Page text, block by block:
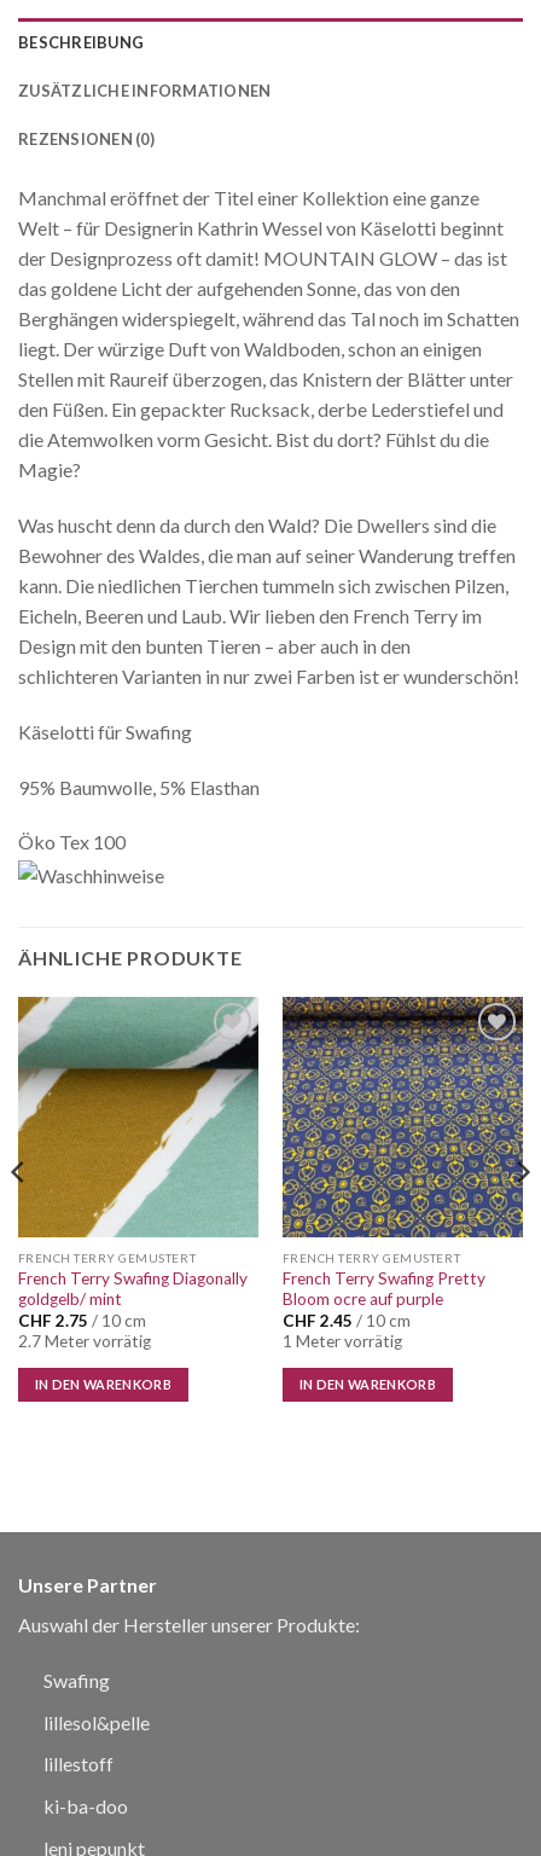
BESCHREIBUNG
ZUSÄTZLICHE INFORMATIONEN
REZENSIONEN (0)
Manchmal eröffnet der Titel einer Kollektion eine ganze
Welt – für Designerin Kathrin Wessel von Käselotti beginnt
der Designprozess oft damit! MOUNTAIN GLOW – das ist
das goldene Licht der aufgehenden Sonne, das von den
Berghängen widerspiegelt, während das Tal noch im Schatten
liegt. Der würzige Duft von Waldboden, schon an einigen
Stellen mit Raureif überzogen, das Knistern der Blätter unter
den Füßen. Ein gepackter Rucksack, derbe Lederstiefel und
die Atemwolken vorm Gesicht. Bist du dort? Fühlst du die
Magie?
Was huscht denn da durch den Wald? Die Dwellers sind die
Bewohner des Waldes, die man auf seiner Wanderung treffen
kann. Die niedlichen Tierchen tummeln sich zwischen Pilzen,
Eicheln, Beeren und Laub. Wir lieben den French Terry im
Design mit den bunten Tieren – aber auch in den
schlichteren Varianten in nur zwei Farben ist er wunderschön!
Käselotti für Swafing
95% Baumwolle, 5% Elasthan
Öko Tex 100
ÄHNLICHE PRODUKTE
Auf die
Wunschliste
FRENCH TERRY GEMUSTERT
French Terry Swafing Diagonally
goldgelb/ mint
CHF 2.75 / 10 cm
2.7 Meter vorrätig
IN DEN WARENKORB
Auf die
Wunschliste
FRENCH TERRY GEMUSTERT
French Terry Swafing Pretty
Bloom ocre auf purple
CHF 2.45 / 10 cm
1 Meter vorrätig
IN DEN WARENKORB
Unsere Partner
Auswahl der Hersteller unserer Produkte:
Swafing
lillesol&pelle
lillestoff
ki-ba-doo
leni pepunkt